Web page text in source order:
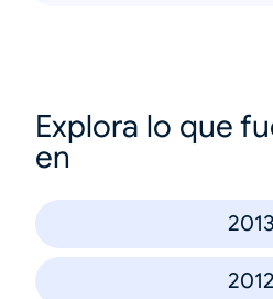
Explora lo que
en
2013
2012